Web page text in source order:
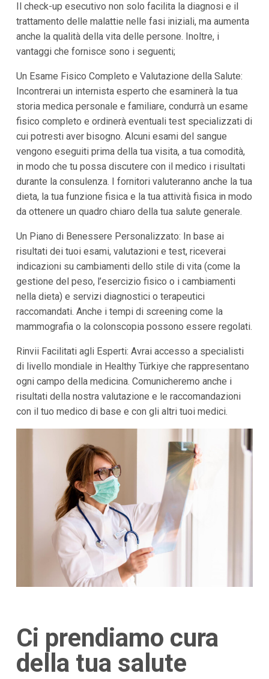
Il check-up esecutivo non solo facilita la diagnosi e il
trattamento delle malattie nelle fasi iniziali, ma aumenta
anche la qualità della vita delle persone. Inoltre, i
vantaggi che fornisce sono i seguenti;
Un Esame Fisico Completo e Valutazione della Salute:
Incontrerai un internista esperto che esaminerà la tua
storia medica personale e familiare, condurrà un esame
fisico completo e ordinerà eventuali test specializzati di
cui potresti aver bisogno. Alcuni esami del sangue
vengono eseguiti prima della tua visita, a tua comodità,
in modo che tu possa discutere con il medico i risultati
durante la consulenza. I fornitori valuteranno anche la tua
dieta, la tua funzione fisica e la tua attività fisica in modo
da ottenere un quadro chiaro della tua salute generale.
Un Piano di Benessere Personalizzato: In base ai
risultati dei tuoi esami, valutazioni e test, riceverai
indicazioni su cambiamenti dello stile di vita (come la
gestione del peso, l’esercizio fisico o i cambiamenti
nella dieta) e servizi diagnostici o terapeutici
raccomandati. Anche i tempi di screening come la
mammografia o la colonscopia possono essere regolati.
Rinvii Facilitati agli Esperti: Avrai accesso a specialisti
di livello mondiale in Healthy Türkiye che rappresentano
ogni campo della medicina. Comunicheremo anche i
risultati della nostra valutazione e le raccomandazioni
con il tuo medico di base e con gli altri tuoi medici.
Ci prendiamo cura
della tua salute